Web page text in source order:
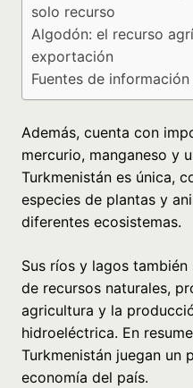
solo recurso
Algodón: el recurso
exportación
Fuentes de información
Además, cuenta con
mercurio, manganeso y
Turkmenistán es única,
especies de plantas y
diferentes ecosistemas.
Sus ríos y lagos
de recursos naturales,
agricultura y la
hidroeléctrica. En
Turkmenistán juegan un
economía del país.